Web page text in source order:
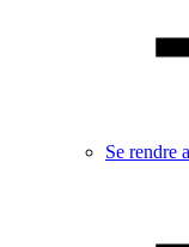
Se rendre